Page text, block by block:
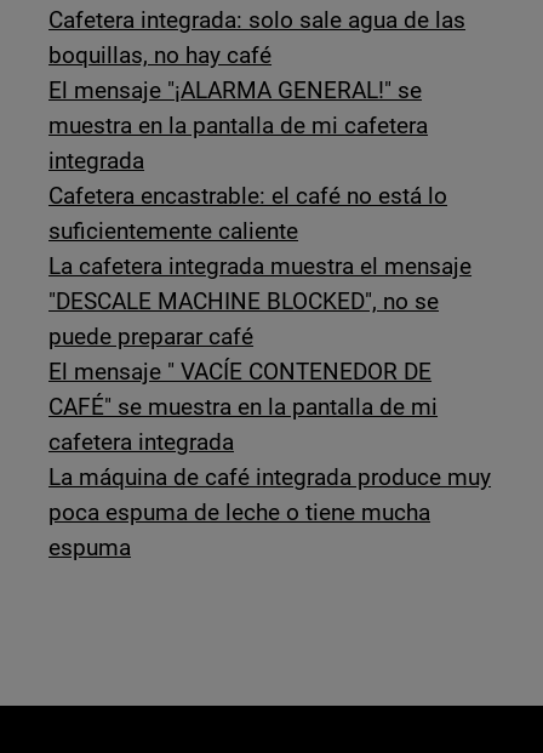
Cafetera integrada: solo sale agua de las
boquillas, no hay café
El mensaje "¡ALARMA GENERAL!" se
muestra en la pantalla de mi cafetera
integrada
Cafetera encastrable: el café no está lo
suficientemente caliente
La cafetera integrada muestra el mensaje
"DESCALE MACHINE BLOCKED", no se
puede preparar café
El mensaje " VACÍE CONTENEDOR DE
CAFÉ" se muestra en la pantalla de mi
cafetera integrada
La máquina de café integrada produce muy
poca espuma de leche o tiene mucha
espuma